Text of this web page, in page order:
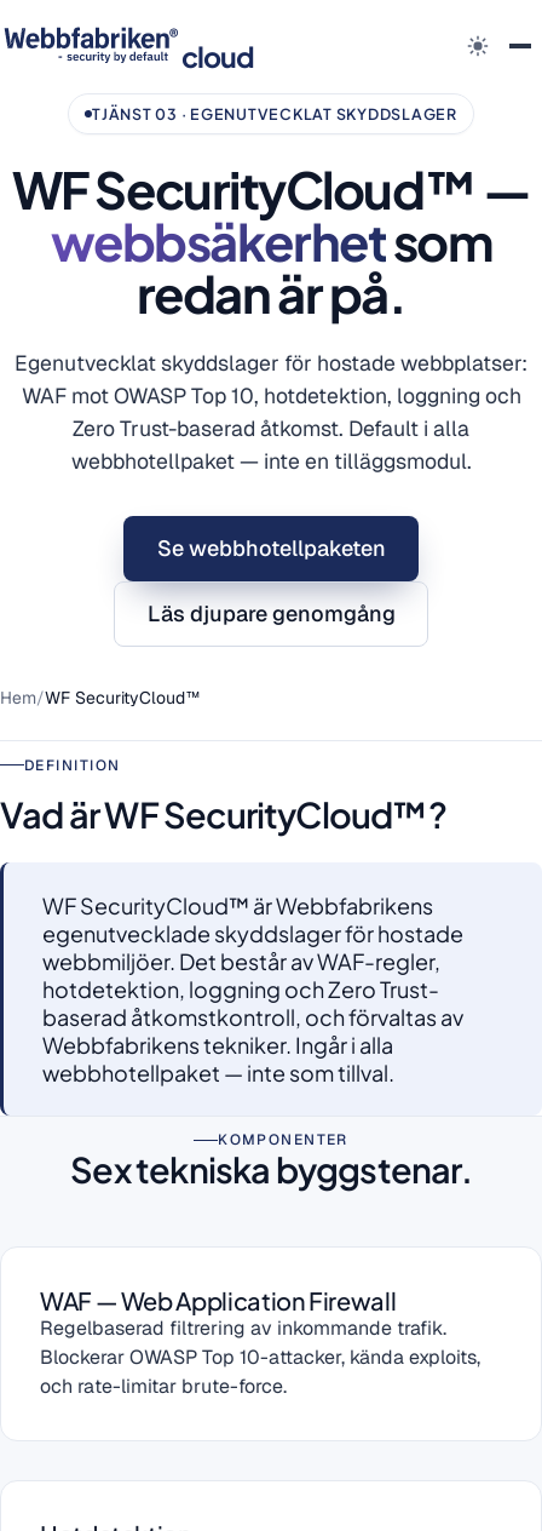
cloud
TJÄNST 03 · EGENUTVECKLAT SKYDDSLAGER
WF SecurityCloud™ —
webbsäkerhetsom
redan är på.
Egenutvecklat skyddslager för hostade webbplatser:
WAF mot OWASP Top 10, hotdetektion, loggning och
Zero Trust-baserad åtkomst. Default i alla
webbhotellpaket — inte en tilläggsmodul.
Se webbhotellpaketen
Läs djupare genomgång
Hem/WF SecurityCloud™
DEFINITION
Vad är WF SecurityCloud™?
WF SecurityCloud™ är Webbfabrikens
egenutvecklade skyddslager för hostade
webbmiljöer. Det består av WAF-regler,
hotdetektion, loggning och Zero Trust-
baserad åtkomstkontroll, och förvaltas av
Webbfabrikens tekniker. Ingår i alla
webbhotellpaket — inte som tillval.
KOMPONENTER
Sex tekniska byggstenar.
WAF — Web Application Firewall
Regelbaserad filtrering av inkommande trafik.
Blockerar OWASP Top 10-attacker, kända exploits,
och rate-limitar brute-force.